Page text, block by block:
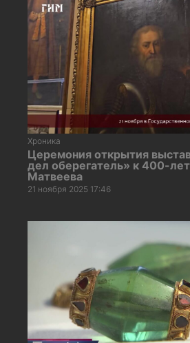
Хроника
Церемония открытия
дел оберегатель» к 400-
Матвеева
21 ноября 2025 17:46